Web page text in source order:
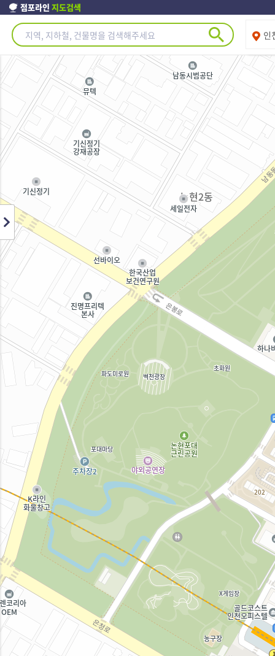
점포라인 지도검색
인
제주도